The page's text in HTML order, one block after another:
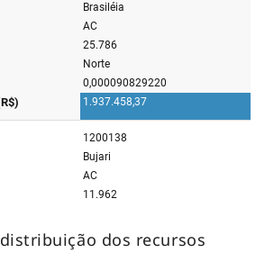
dos recursos